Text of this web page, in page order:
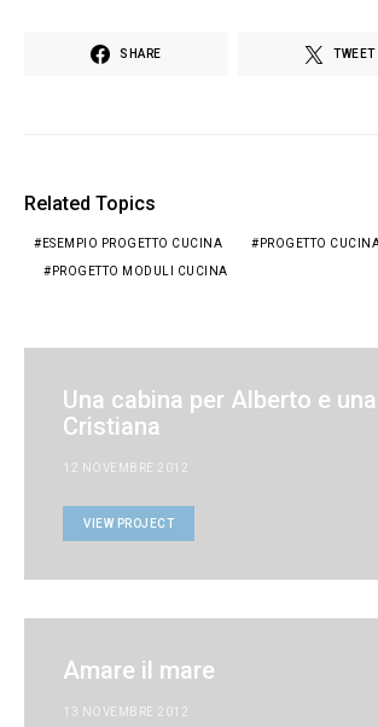
SHARE TWEET
Related Topics
ESEMPIO PROGETTO CUCINA PROGETTO
PROGETTO MODULI CUCINA
Una cabina per Alberto e
Cristiana
12 NOVEMBRE 2012
VIEW PROJECT
Amare il mare
13 NOVEMBRE 2012